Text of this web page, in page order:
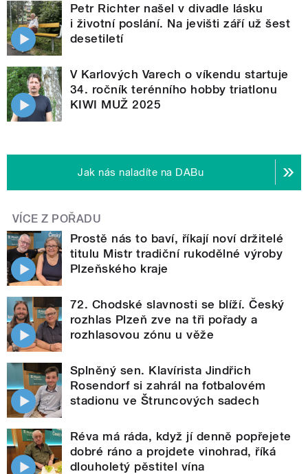
Petr Richter našel v divadle lásku
i životní poslání. Na jevišti září už šest
desetiletí
V Karlových Varech o víkendu startuje
34. ročník terénního hobby triatlonu
KIWI MUŽ 2025
Jak nás naladíte na DABu
VÍCE Z POŘADU
Prostě nás to baví, říkají noví držitelé
titulu Mistr tradiční rukodělné výroby
Plzeňského kraje
72. Chodské slavnosti se blíží. Český
rozhlas Plzeň zve na tři pořady a
rozhlasovou zónu u věže
Splněný sen. Klavírista Jindřich
Rosendorf si zahrál na fotbalovém
stadionu ve Štruncových sadech
Réva má ráda, když jí denně popřejete
dobré ráno a projdete vinohrad, říká
dlouholetý pěstitel vína